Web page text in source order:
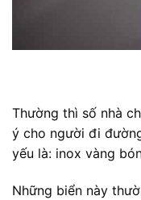
Thường thì số nhà
ý cho người đi
yếu là: inox vàng
Những biển này